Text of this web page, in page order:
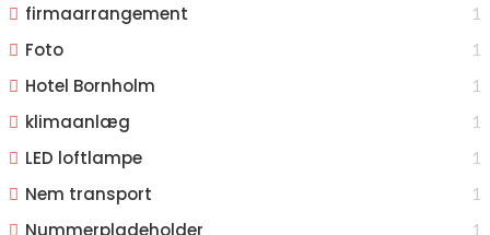
firmaarrangement 1
Foto 1
Hotel Bornholm 1
klimaanlæg 1
LED loftlampe 1
Nem transport 1
Nummerpladeholder 1